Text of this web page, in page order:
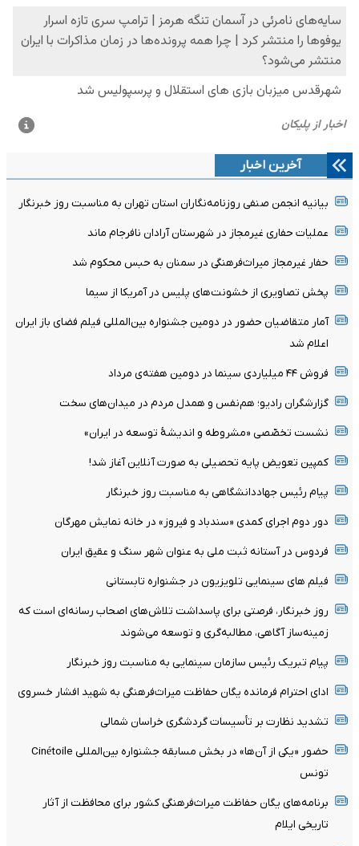
آخرین اخبار
بیانیه انجمن صنفی روزنامه‌نگاران استان تهران به مناسبت روز خبرنگار
عملیات حفاری غیرمجاز در شهرستان آرادان نافرجام ماند
حفار غیرمجاز میراث‌فرهنگی در سمنان به حبس محکوم شد
پخش تصاویری از خشونت‌های پلیس در آمریکا از سیما
آمار متقاضیان حضور در دومین جشنواره بین‌المللی فیلم فضای باز ایران
اعلام شد
فروش ۴۴ میلیاردی سینما در دومین هفته‌ی مرداد
گزارشگران رادیو؛ هم‌نفس و همدل مردم در میدان‌های سخت
نشست تخصّصی «مشروطه و اندیشۀ توسعه در ایران»
کمپین تعویض پایه تحصیلی به صورت آنلاین آغاز شد!
پیام رئیس جهاددانشگاهی به مناسبت روز خبرنگار
دور دوم اجرای کمدی «سندباد و فیروز» در خانه نمایش مهرگان
فردوس در آستانه ثبت ملی به عنوان شهر سنگ و عقیق ایران
فیلم های سینمایی تلویزیون در جشنواره تابستانی
روز خبرنگار، فرصتی برای پاسداشت تلاش‌های اصحاب رسانه‌ای است که
زمینه‌ساز آگاهی، مطالبه‌گری و توسعه می‌شوند
پیام تبریک رئیس سازمان سینمایی به مناسبت روز خبرنگار
ادای احترام فرمانده یگان حفاظت میراث‌فرهنگی به شهید افشار خسروی
تشدید نظارت بر تأسیسات گردشگری خراسان شمالی
حضور «یکی از آن‌ها» در بخش مسابقه جشنواره بین‌المللی Cinétoile
تونس
برنامه‌های یگان حفاظت میراث‌فرهنگی کشور برای محافظت از آثار
تاریخی ایلام